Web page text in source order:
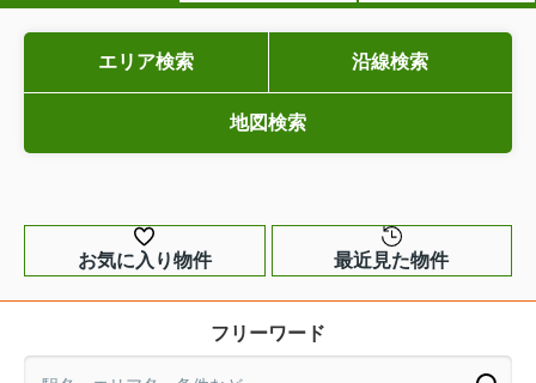
エリア検索 沿線検索
地図検索
お気に入り物件 最近見た物件
フリーワード